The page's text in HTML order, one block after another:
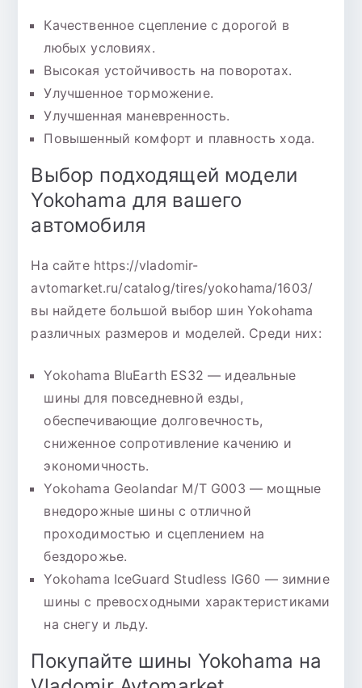
Качественное сцепление с дорогой в
любых условиях.
Высокая устойчивость на поворотах.
Улучшенное торможение.
Улучшенная маневренность.
Повышенный комфорт и плавность хода.
Выбор подходящей модели
Yokohama для вашего
автомобиля
На сайте https://vladomir-
avtomarket.ru/catalog/tires/yokohama/1603/
вы найдете большой выбор шин Yokohama
различных размеров и моделей. Среди них:
Yokohama BluEarth ES32 — идеальные
шины для повседневной езды,
обеспечивающие долговечность,
сниженное сопротивление качению и
экономичность.
Yokohama Geolandar M/T G003 — мощные
внедорожные шины с отличной
проходимостью и сцеплением на
бездорожье.
Yokohama IceGuard Studless IG60 — зимние
шины с превосходными характеристиками
на снегу и льду.
Покупайте шины Yokohama на